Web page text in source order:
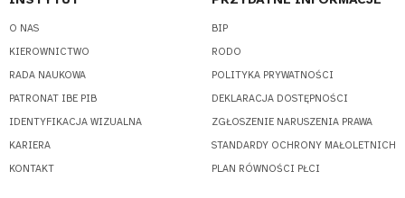
O NAS
KIEROWNICTWO
RADA NAUKOWA
PATRONAT IBE PIB
IDENTYFIKACJA WIZUALNA
KARIERA
KONTAKT
BIP
RODO
POLITYKA PRYWATNOŚCI
DEKLARACJA DOSTĘPNOŚCI
ZGŁOSZENIE NARUSZENIA PRAWA
STANDARDY OCHRONY MAŁOLETNICH
PLAN RÓWNOŚCI PŁCI